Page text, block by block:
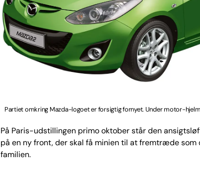
Partiet omkring Mazda-logoet er forsigtig fornyet. Under motor-
På Paris-udstillingen primo oktober står den
på en ny front, der skal få minien til at fremtræde som
familien.